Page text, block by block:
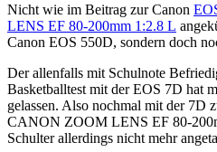
Nicht wie im Beitrag zur Canon
LENS EF 80-200mm 1:2.8 L
Canon EOS 550D, sondern doch
Der allenfalls mit Schulnote
Basketballtest mit der EOS 7D hat
gelassen. Also nochmal mit der 7D
CANON ZOOM LENS EF 80-
Schulter allerdings nicht mehr